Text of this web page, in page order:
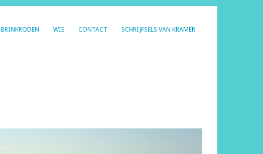
BRINKRODEN WIE CONTACT SCHRIJFSELS VAN KRAMER